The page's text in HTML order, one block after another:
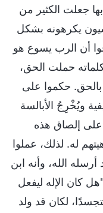
جعلت الكثير من
يكرهونه بشكل
أن الرب يسوع هو
حملت الحق،
بالحق. حكموا على
ويُخْرِجُ الأبالسة
على إلصاق هذه
له. لذلك، عملوا
الله، وأنه ابن
كان الإله ليفعل
لكان قد ولد